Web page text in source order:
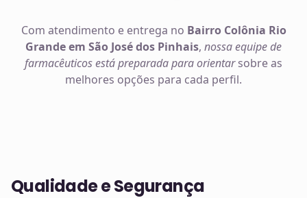
Com atendimento e entrega no Bairro Colônia Rio
Grande em São José dos Pinhais, nossa equipe de
farmacêuticos está preparada para orientarsobre as
melhores opções para cada perfil.
Qualidade e Segurança